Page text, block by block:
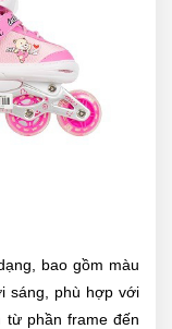
bao gồm màu
sáng, phù hợp với
từ phần frame đến